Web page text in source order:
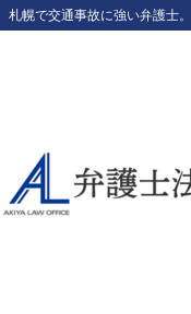
札幌で交通事故に強い弁護士。